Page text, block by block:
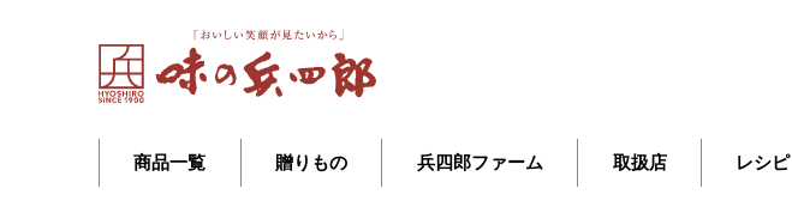
商品一覧 贈りもの 兵四郎ファーム 取扱店 レシピ